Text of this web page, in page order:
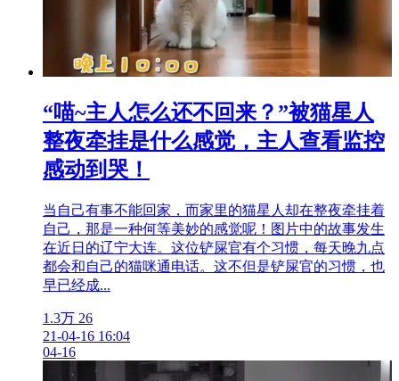
“喵~主人怎么还不回来？”被猫星人
整夜牵挂是什么感觉，主人查看监控
感动到哭！
当自己有事不能回家，而家里的猫星人却在整夜牵挂着
自己，那是一种何等美妙的感觉呢！图片中的故事发生
在近日的辽宁大连。这位铲屎官有个习惯，每天晚九点
都会和自己的猫咪通电话。这不但是铲屎官的习惯，也
早已经成...
1.3万 26
21-04-16 16:04
04-16